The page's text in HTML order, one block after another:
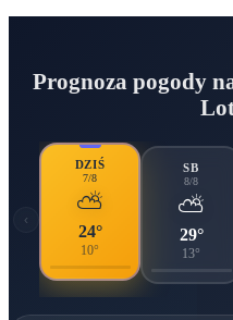
Prognoza pogody
‹
DZIŚ
7/8
⛅
24°
10°
SB
8/8
⛅
29°
13°